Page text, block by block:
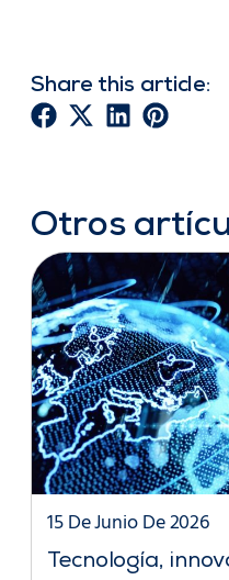
Share this article:
Otros
Tecnología,
15 De Junio De 2026